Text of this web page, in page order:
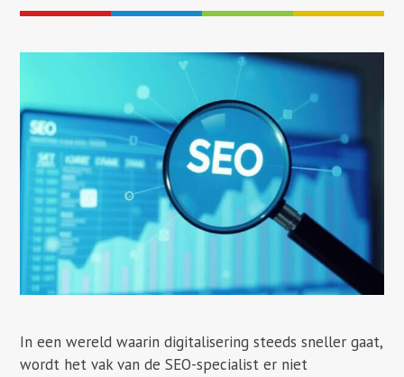
In een wereld waarin digitalisering steeds sneller gaat,
wordt het vak van de SEO-specialist er niet